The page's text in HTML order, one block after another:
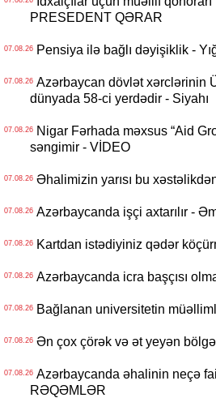
PRESEDENT QƏRAR
07.08.26Pensiya ilə bağlı dəyişiklik -
07.08.26Azərbaycan dövlət xərclərinin
dünyada 58-ci yerdədir - Siyahı
07.08.26Nigar Fərhada məxsus “Aid
səngimir - VİDEO
07.08.26Əhalimizin yarısı bu
07.08.26Azərbaycanda işçi axtarılır -
07.08.26Kartdan istədiyiniz qədər
07.08.26Azərbaycanda icra başçısı
07.08.26Bağlanan universitetin
07.08.26Ən çox çörək və ət yeyən
07.08.26Azərbaycanda əhalinin neçə
RƏQƏMLƏR